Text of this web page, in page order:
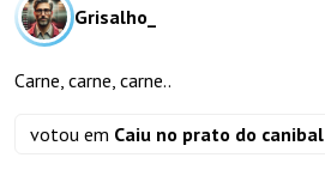
Grisalho_
Carne, carne, carne..
votou em Caiu no prato do canibal